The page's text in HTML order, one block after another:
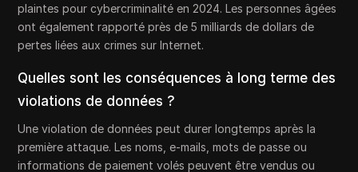
plaintes pour cybercriminalité en 2024. Les personnes âgées
ont également rapporté près de 5 milliards de dollars de
pertes liées aux crimes sur Internet.
Quelles sont les conséquences à long terme des
violations de données ?
Une violation de données peut durer longtemps après la
première attaque. Les noms, e-mails, mots de passe ou
informations de paiement volés peuvent être vendus ou